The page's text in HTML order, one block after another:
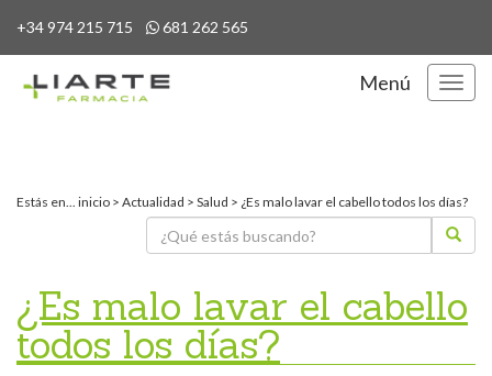
+34 974 215 715 681 262 565
Menú
Menú
Estás en... inicio > Actualidad > Salud > ¿Es malo lavar el cabello todos los días?
¿Es malo lavar el cabello
todos los días?